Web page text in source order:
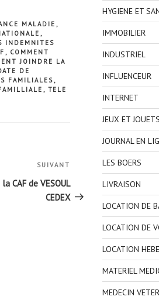
MALADIE ,
,
INDEMNITES
, COMMENT
JOINDRE LA
DE
FAMILIALES ,
, TELE
SUIVANT
CAF de VESOUL
CEDEX
HYGIENE ET
IMMOBILIER
INDUSTRIEL
INFLUENCEUR
INTERNET
JEUX ET JOUETS
JOURNAL EN
LES BOERS
LIVRAISON
LOCATION DE
LOCATION DE
LOCATION
MATERIEL
MEDECIN